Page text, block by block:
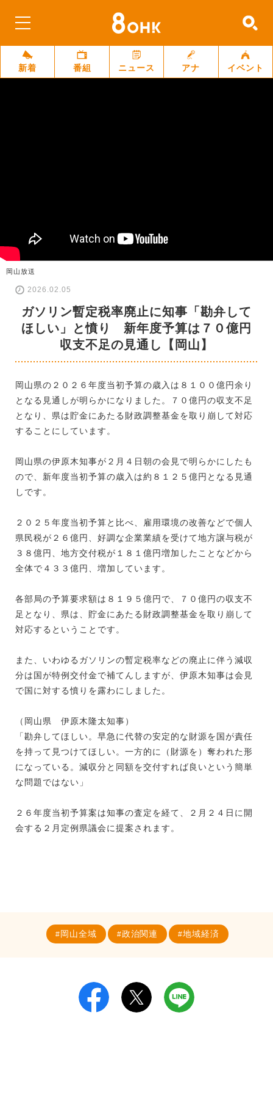
新着 番組 ニュース アナ イベント
岡山放送
2026.02.05
ガソリン暫定税率廃止に知事「勘弁して
ほしい」と憤り 新年度予算は７０億円
収支不足の見通し【岡山】
岡山県の２０２６年度当初予算の歳入は８１００億円余り
となる見通しが明らかになりました。７０億円の収支不足
となり、県は貯金にあたる財政調整基金を取り崩して対応
することにしています。
岡山県の伊原木知事が２月４日朝の会見で明らかにしたも
ので、新年度当初予算の歳入は約８１２５億円となる見通
しです。
２０２５年度当初予算と比べ、雇用環境の改善などで個人
県民税が２６億円、好調な企業業績を受けて地方譲与税が
３８億円、地方交付税が１８１億円増加したことなどから
全体で４３３億円、増加しています。
各部局の予算要求額は８１９５億円で、７０億円の収支不
足となり、県は、貯金にあたる財政調整基金を取り崩して
対応するということです。
また、いわゆるガソリンの暫定税率などの廃止に伴う減収
分は国が特例交付金で補てんしますが、伊原木知事は会見
で国に対する憤りを露わにしました。
（岡山県 伊原木隆太知事）
「勘弁してほしい。早急に代替の安定的な財源を国が責任
を持って見つけてほしい。一方的に（財源を）奪われた形
になっている。減収分と同額を交付すれば良いという簡単
な問題ではない」
２６年度当初予算案は知事の査定を経て、２月２４日に開
会する２月定例県議会に提案されます。
岡山全域 政治関連 地域経済